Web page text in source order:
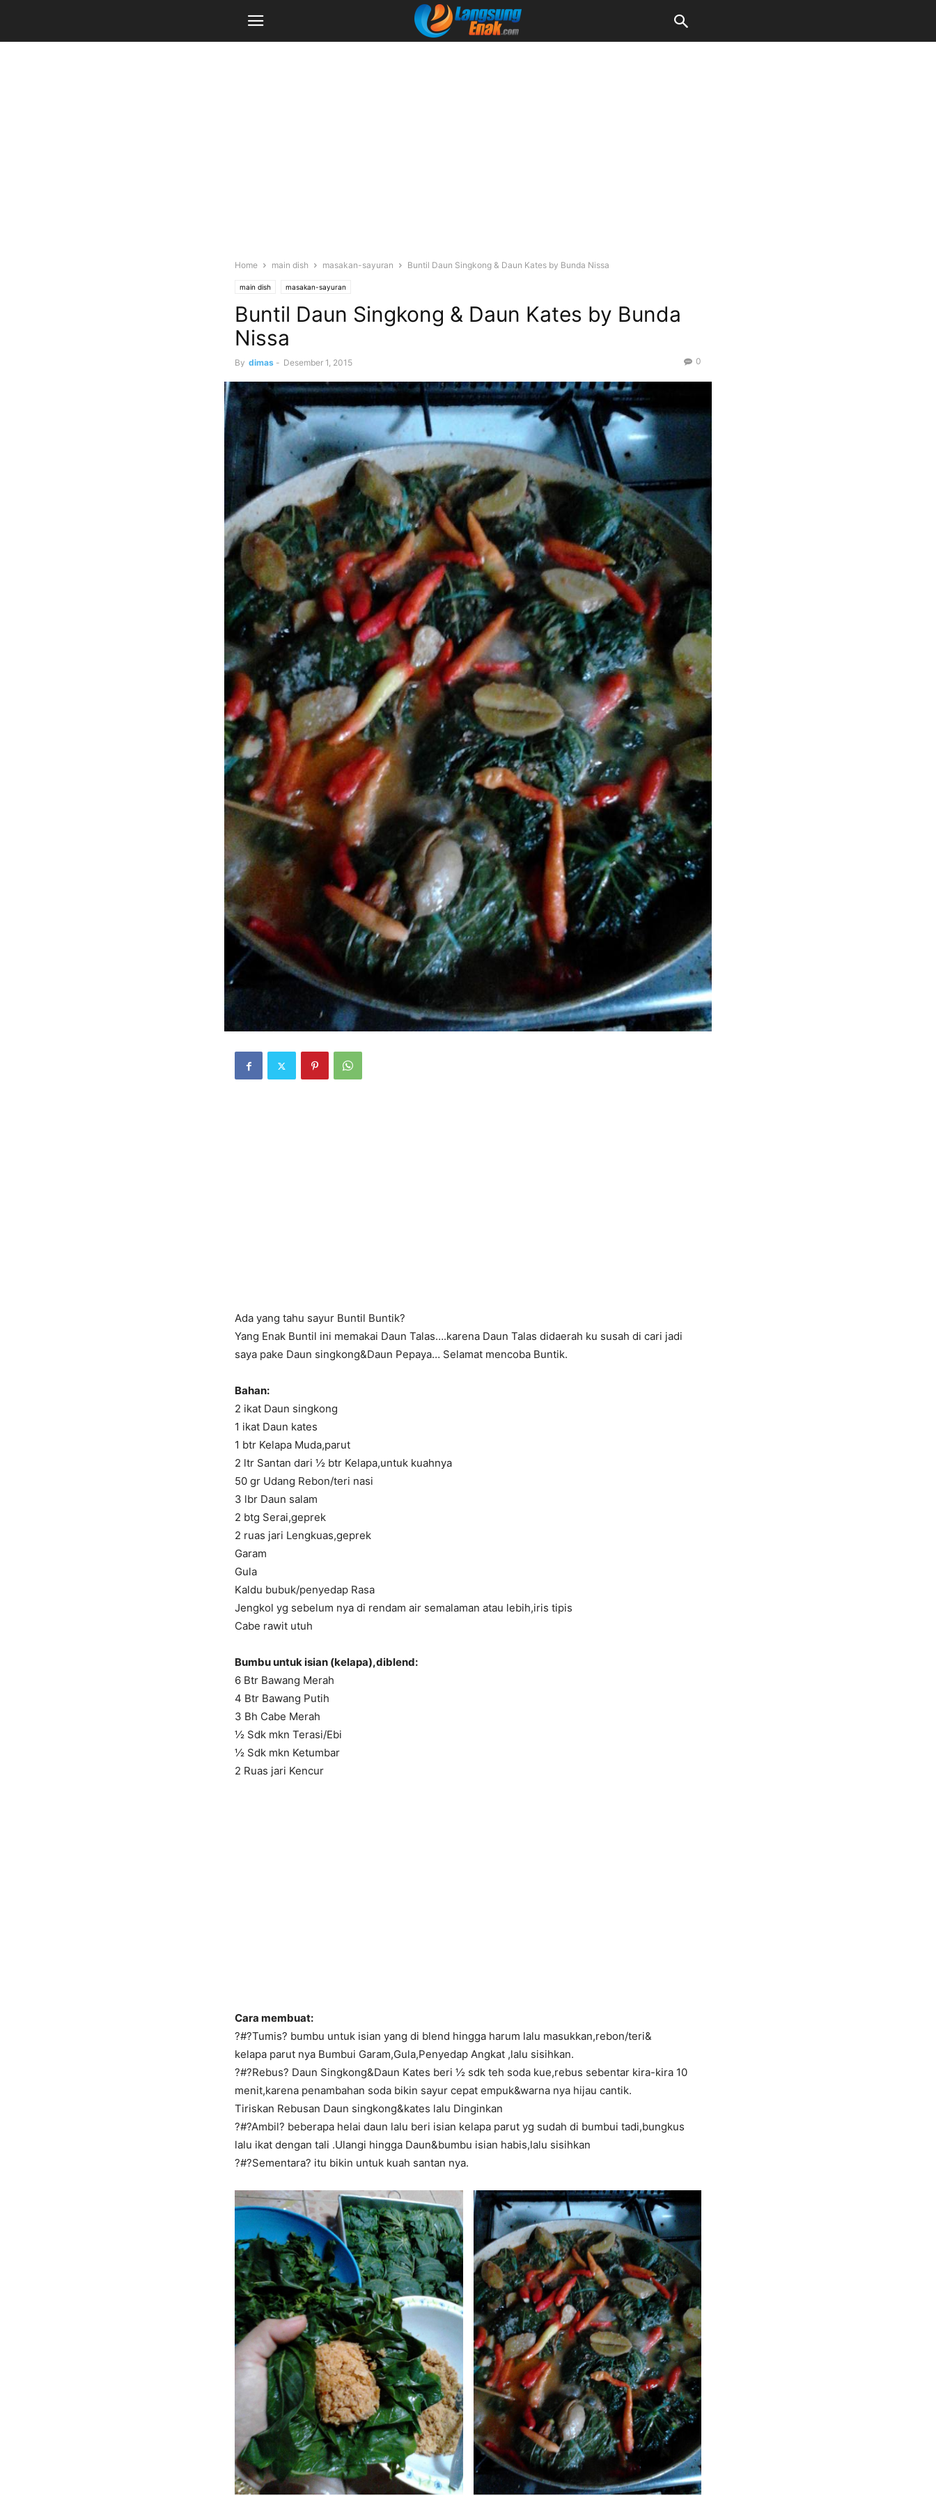
Home main dish masakan-sayuran Buntil Daun Singkong & Daun Kates by Bunda Nissa
main dish masakan-sayuran
Buntil Daun Singkong & Daun Kates by Bunda
Nissa
By dimas - Desember 1, 2015 0
Ada yang tahu sayur Buntil Buntik?
Yang Enak Buntil ini memakai Daun Talas….karena Daun Talas didaerah ku susah di cari jadi
saya pake Daun singkong&Daun Pepaya… Selamat mencoba Buntik.
Bahan:
2 ikat Daun singkong
1 ikat Daun kates
1 btr Kelapa Muda,parut
2 ltr Santan dari ½ btr Kelapa,untuk kuahnya
50 gr Udang Rebon/teri nasi
3 lbr Daun salam
2 btg Serai,geprek
2 ruas jari Lengkuas,geprek
Garam
Gula
Kaldu bubuk/penyedap Rasa
Jengkol yg sebelum nya di rendam air semalaman atau lebih,iris tipis
Cabe rawit utuh
Bumbu untuk isian (kelapa),diblend:
6 Btr Bawang Merah
4 Btr Bawang Putih
3 Bh Cabe Merah
½ Sdk mkn Terasi/Ebi
½ Sdk mkn Ketumbar
2 Ruas jari Kencur
Cara membuat:
?#?Tumis? bumbu untuk isian yang di blend hingga harum lalu masukkan,rebon/teri&
kelapa parut nya Bumbui Garam,Gula,Penyedap Angkat ,lalu sisihkan.
?#?Rebus? Daun Singkong&Daun Kates beri ½ sdk teh soda kue,rebus sebentar kira-kira 10
menit,karena penambahan soda bikin sayur cepat empuk&warna nya hijau cantik.
Tiriskan Rebusan Daun singkong&kates lalu Dinginkan
?#?Ambil? beberapa helai daun lalu beri isian kelapa parut yg sudah di bumbui tadi,bungkus
lalu ikat dengan tali .Ulangi hingga Daun&bumbu isian habis,lalu sisihkan
?#?Sementara? itu bikin untuk kuah santan nya.